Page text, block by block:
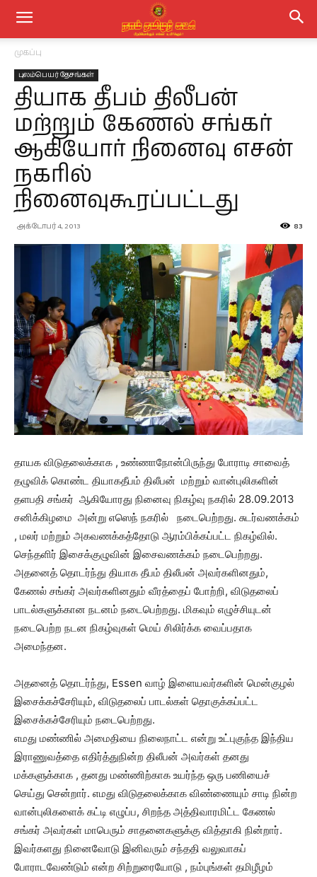
முகப்பு
புலம்பெயர் தேசங்கள்
தியாக தீபம் திலீபன்
மற்றும் கேணல் சங்கர்
ஆகியோர் நினைவு எசன்
நகரில்
நினைவுகூரப்பட்டது
அக்டோபர் 4, 2013 83
தாயக விடுதலைக்காக , உண்ணாநோன்பிருந்து போராடி சாவைத்
தழுவிக் கொண்ட தியாகதீபம் திலீபன் மற்றும் வான்புலிகளின்
தளபதி சங்கர் ஆகியோரது நினைவு நிகழ்வு நகரில் 28.09.2013
சனிக்கிழமை அன்று எஸெந் நகரில் நடைபெற்றது. சுடர்வணக்கம்
, மலர் மற்றும் அகவணக்கத்தோடு ஆரம்பிக்கப்பட்ட நிகழ்வில்.
செந்தளிர் இசைக்குழுவின் இசைவணக்கம் நடைபெற்றது.
அதனைத் தொடர்ந்து தியாக தீபம் திலீபன் அவர்களினதும்,
கேணல் சங்கர் அவர்களினதும் வீரத்தைப் போற்றி, விடுதலைப்
பாடல்களுக்கான நடனம் நடைபெற்றது. மிகவும் எழுச்சியுடன்
நடைபெற்ற நடன நிகழ்வுகள் மெய் சிலிர்க்க வைப்பதாக
அமைந்தன.
அதனைத் தொடர்ந்து, Essen வாழ் இளையவர்களின் மென்குழல்
இசைக்கச்சேரியும், விடுதலைப் பாடல்கள் தொகுக்கப்பட்ட
இசைக்கச்சேரியும் நடைபெற்றது.
எமது மண்ணில் அமைதியை நிலைநாட்ட என்று உட்புகுந்த இந்திய
இராணுவத்தை எதிர்த்துநின்ற திலீபன் அவர்கள் தனது
மக்களுக்காக , தனது மண்ணிற்காக உயர்ந்த ஒரு பணியைச்
செய்து சென்றார். எமது விடுதலைக்காக விண்ணையும் சாடி நின்ற
வான்புலிகளைக் கட்டி எழுப்ப, சிறந்த அத்திவாரமிட்ட கேணல்
சங்கர் அவர்கள் மாபெரும் சாதனைகளுக்கு வித்தாகி நின்றார்.
இவர்களது நினைவோடு இனிவரும் சந்ததி வலுவாகப்
போராடவேண்டும் என்ற சிற்றுரையோடு , நம்புங்கள் தமிழீழம்